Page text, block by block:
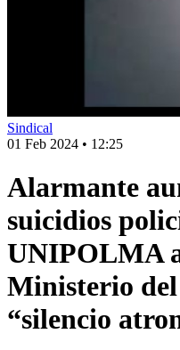
Sindical
01 Feb 2024 • 12:25
Alarmante
suicidios
UNIPOLMA
Ministerio
“silencio